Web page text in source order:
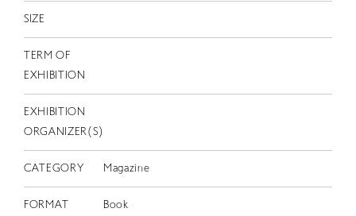
SIZE
TERM OF
EXHIBITION
EXHIBITION
ORGANIZER(S)
CATEGORY Magazine
FORMAT Book